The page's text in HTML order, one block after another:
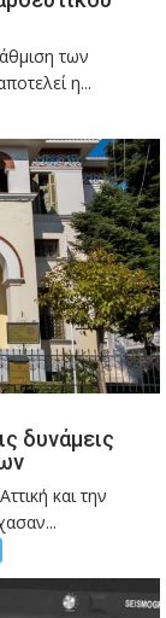
των
η...
δυνάμεις
και την